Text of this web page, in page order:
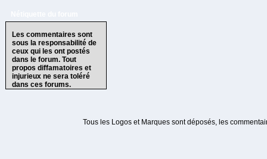
Les commentaires sont
sous la responsabilité de
ceux qui les ont postés
dans le forum. Tout
propos diffamatoires et
injurieux ne sera toléré
dans ces forums.
Tous les Logos et Marques sont déposés, les